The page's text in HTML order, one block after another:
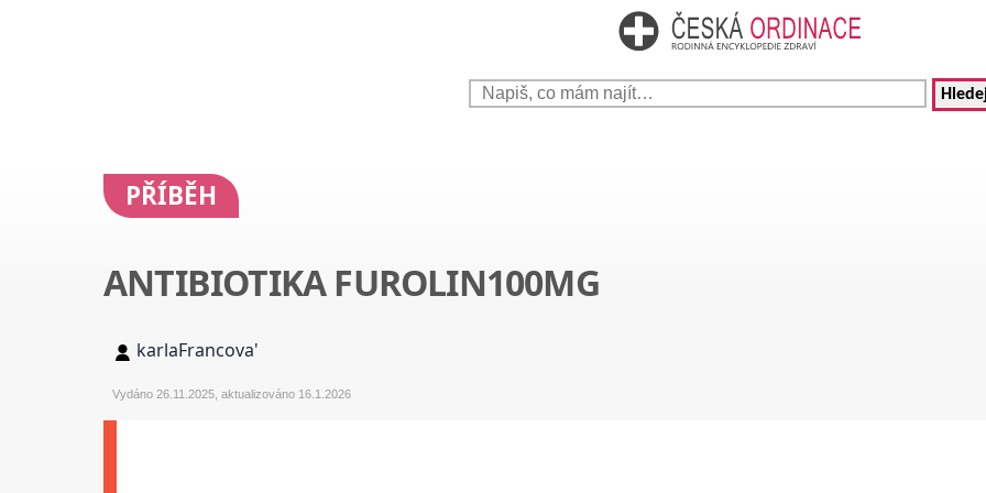
PŘÍBĚH
ANTIBIOTIKA FUROLIN100MG
karlaFrancova'
Vydáno 26.11.2025, aktualizováno 16.1.2026